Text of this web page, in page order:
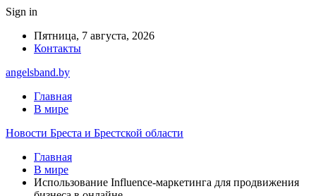
Sign in
Пятница, 7 августа, 2026
Контакты
angelsband.by
Главная
В мире
Новости Бреста и Брестской области
Главная
В мире
Использование Influence-маркетинга для продвижения